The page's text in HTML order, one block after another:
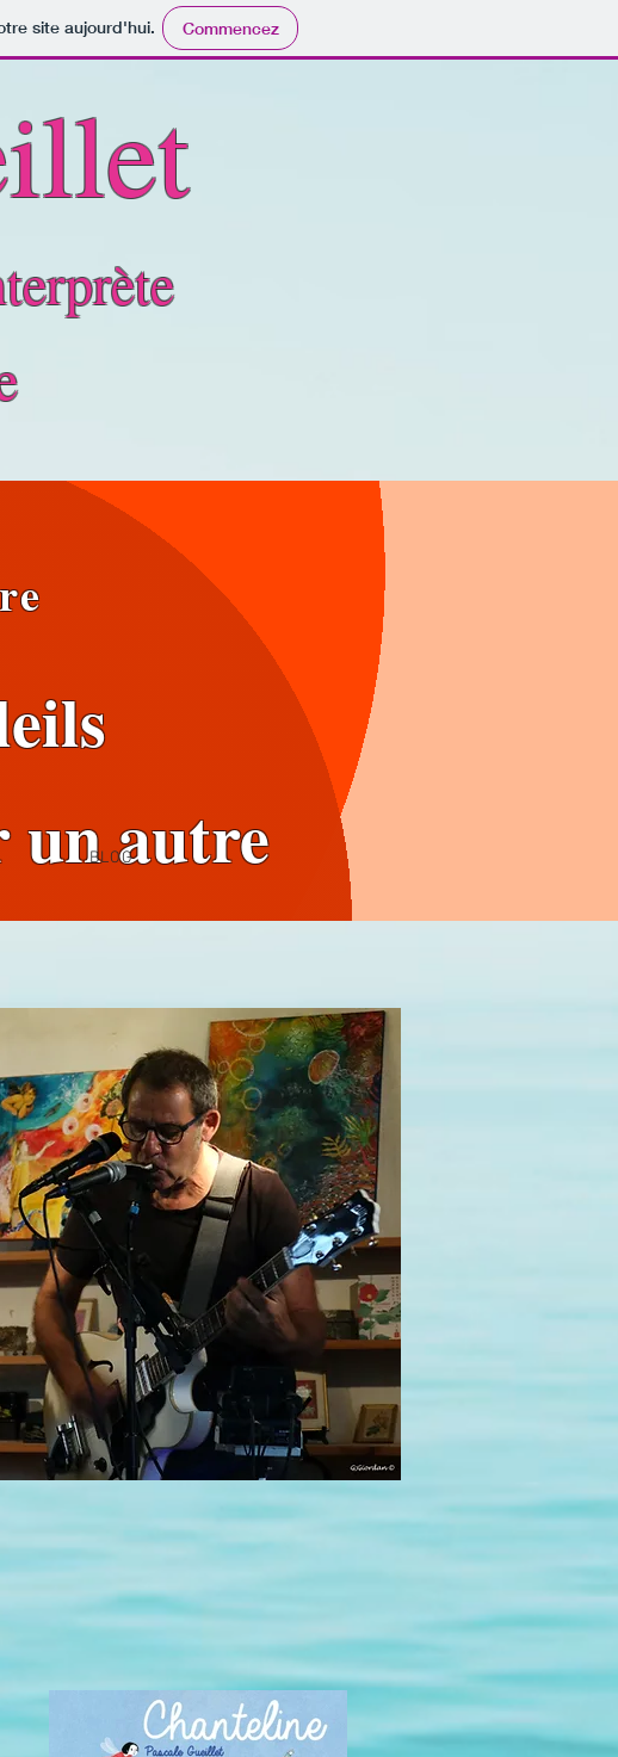
site aujourd'hui. Commencez
un autre
BLOG